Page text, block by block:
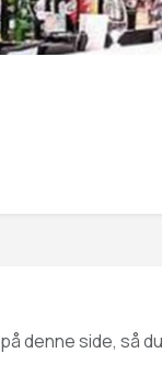
på denne side, så